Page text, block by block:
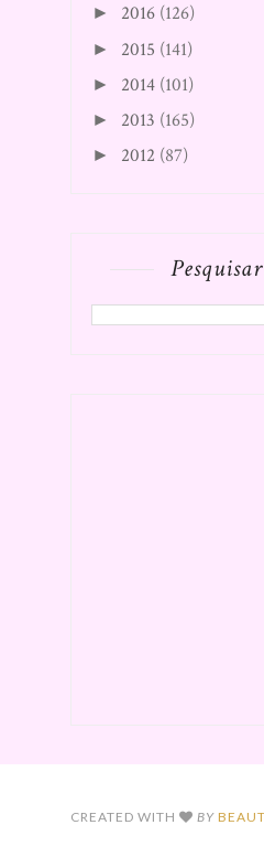
► 2016 (126)
► 2015 (141)
► 2014 (101)
► 2013 (165)
► 2012 (87)
CREATED WITH BY